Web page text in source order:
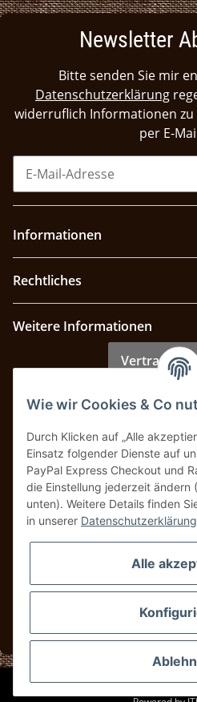
Newsletter
Bitte senden Sie mir
Datenschutzerklärung
widerruflich Informationen
per E-
Informationen
Rechtliches
Weitere Informationen
Vertrag
Zahlung & Versand
* Alle Preise inkl. gesetzlicher USt., zzgl.
© UBS
Wie wir Cookies & Co
Durch Klicken auf „Alle
Einsatz folgender Dienste auf
PayPal Express Checkout und
die Einstellung jederzeit ändern
unten). Weitere Details finden
in unserer Datenschutzerklärung
Alle